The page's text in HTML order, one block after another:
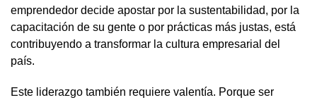
emprendedor decide apostar por la sustentabilidad, por la
capacitación de su gente o por prácticas más justas, está
contribuyendo a transformar la cultura empresarial del
país.
Este liderazgo también requiere valentía. Porque ser